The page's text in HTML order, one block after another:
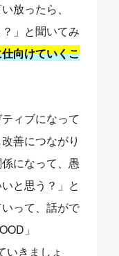
放ったら、
」と聞いてみ
向けていくこ
ィブになって
善につながり
になって、愚
と思う？」と
って、話がで
」
いきましょ